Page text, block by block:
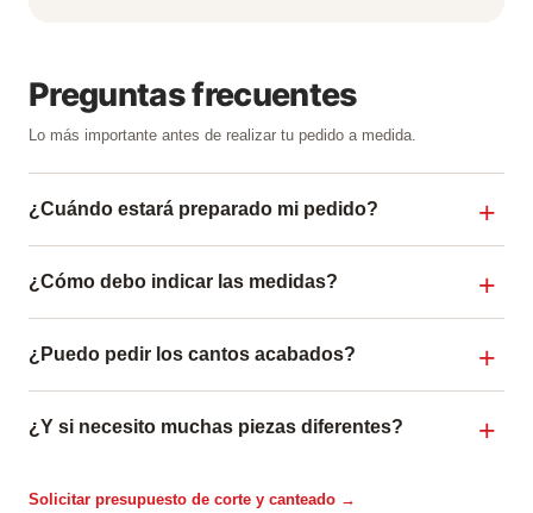
Preguntas frecuentes
Lo más importante antes de realizar tu pedido a medida.
¿Cuándo estará preparado mi pedido?
¿Cómo debo indicar las medidas?
¿Puedo pedir los cantos acabados?
¿Y si necesito muchas piezas diferentes?
Solicitar presupuesto de corte y canteado →